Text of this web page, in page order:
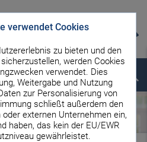
verwendet Cookies
zu bieten und den
werden Cookies
verwendet. Dies
Weitergabe und Nutzung
zur Personalisierung von
schließt außerdem den
externen Unternehmen ein,
haben, das kein der EU/EWR
gewährleistet.
Suche